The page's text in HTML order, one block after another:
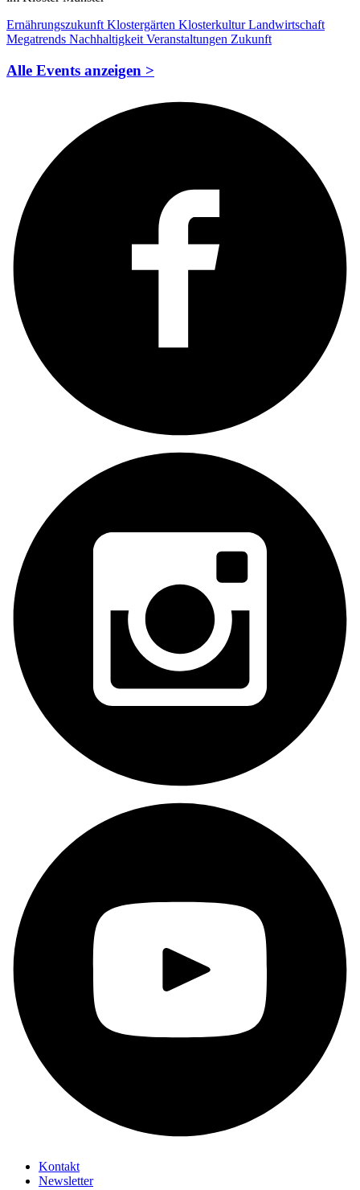
Ernährungszukunft Klostergärten KlosterkulturLandwirtschaft
Megatrends Nachhaltigkeit Veranstaltungen Zukunft
Alle Events anzeigen >
Kontakt
Newsletter